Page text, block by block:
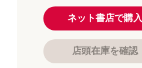
ネット書店で購入
店頭在庫を確認